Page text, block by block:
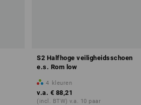
S2 Halfhoge veiligheidsschoen
e.s. Rom low
4 kleuren
v.a. € 88,21
(incl. BTW) v.a. 10 paar